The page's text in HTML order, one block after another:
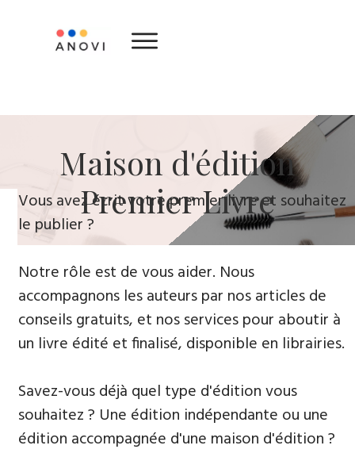
Maison d'édition
Premier Livre
Vous avez écrit votre premier livre et souhaitez
le publier ?
Notre rôle est de vous aider. Nous
accompagnons les auteurs par nos articles de
conseils gratuits, et nos services pour aboutir à
un livre édité et finalisé, disponible en librairies.
Savez-vous déjà quel type d'édition vous
souhaitez ? Une édition indépendante ou une
édition accompagnée d'une maison d'édition ?